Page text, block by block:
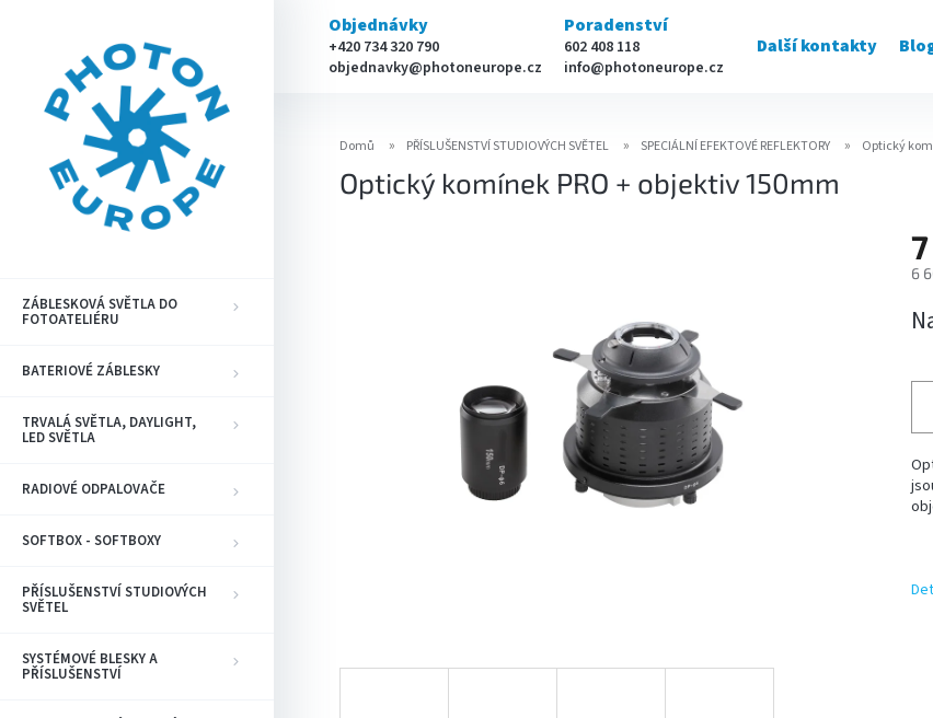
Objednávky
+420 734 320 790
objednavky@photoneurope.cz
Poradenství
602 408 118
info@photoneurope.cz
Další kontakty
ZÁBLESKOVÁ SVĚTLA DO
FOTOATELIÉRU
BATERIOVÉ ZÁBLESKY
TRVALÁ SVĚTLA, DAYLIGHT,
LED SVĚTLA
RADIOVÉ ODPALOVAČE
SOFTBOX - SOFTBOXY
PŘÍSLUŠENSTVÍ STUDIOVÝCH
SVĚTEL
SYSTÉMOVÉ BLESKY A
PŘÍSLUŠENSTVÍ
Domů PŘÍSLUŠENSTVÍ STUDIOVÝCH SVĚTEL SPECIÁLNÍ EFEKTOVÉ REFLEKTORY Optický
Optický komínek PRO + objektiv 150mm
6